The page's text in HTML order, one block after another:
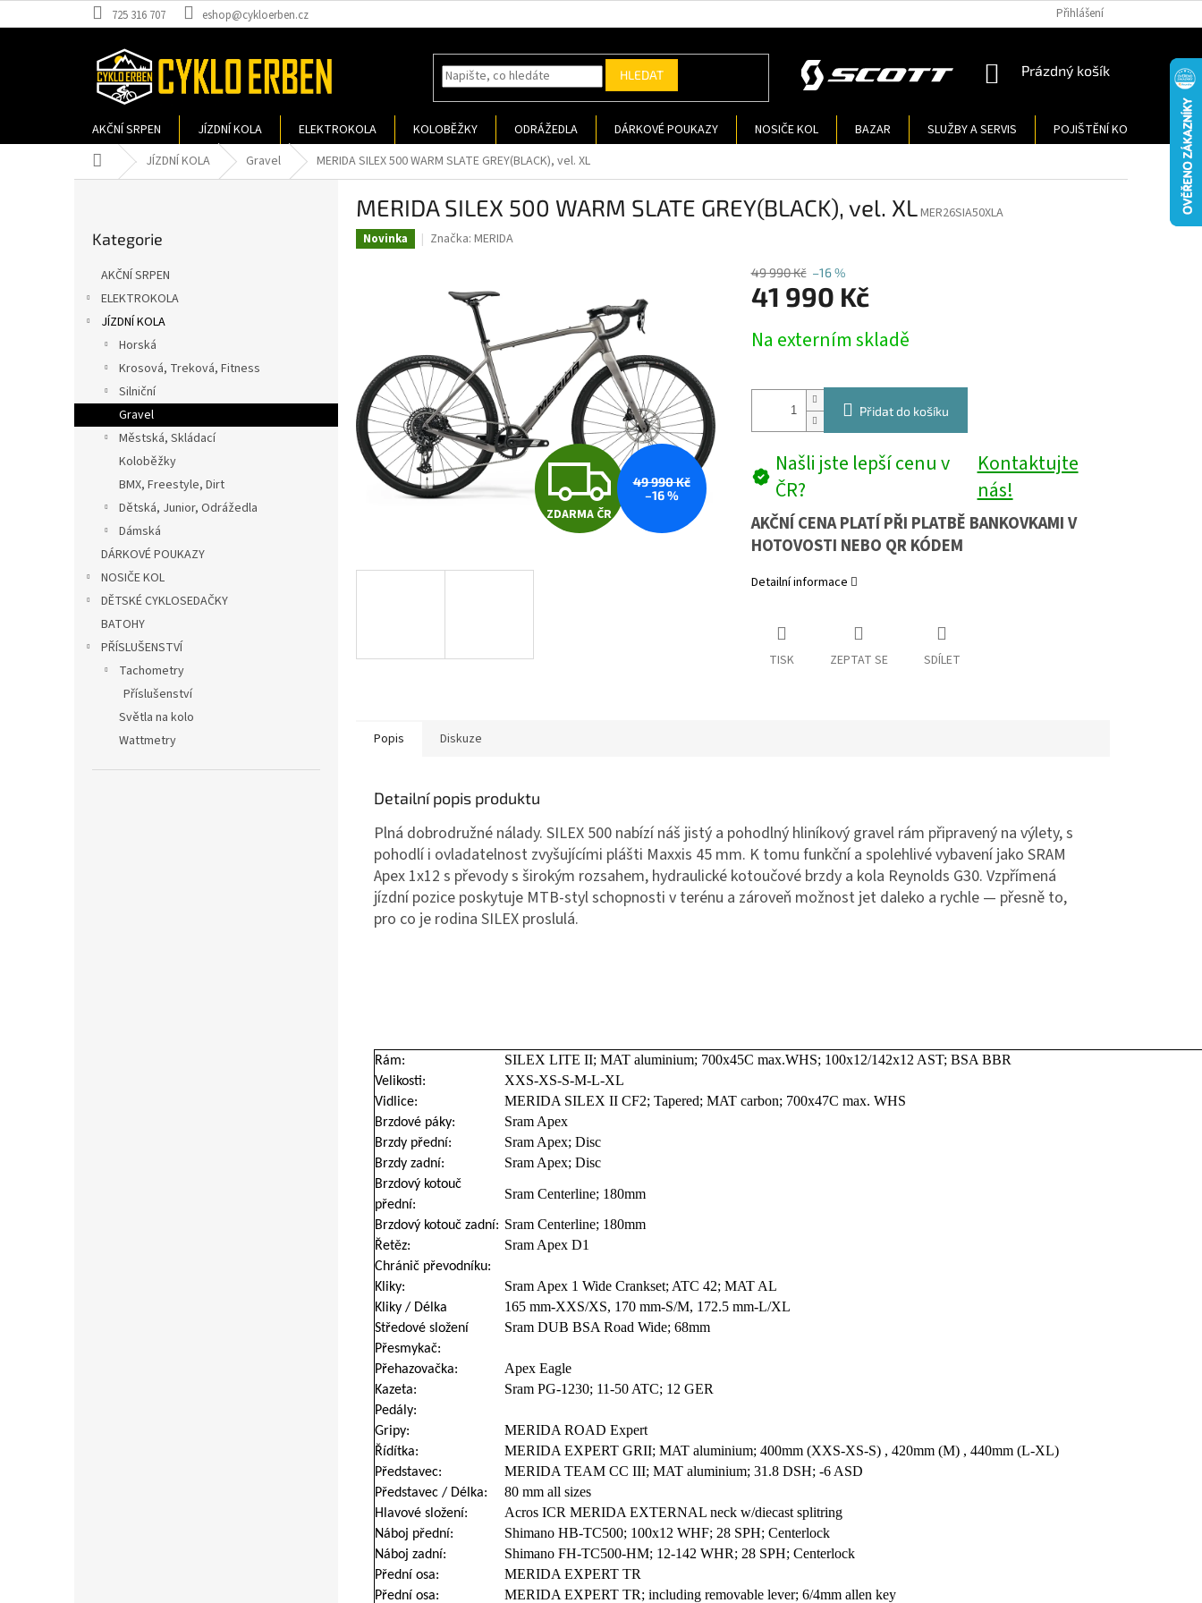
na
725 316 707 eshop@cykloerben.cz Přihlášení
HLEDAT
NÁKUPNÍ
Prázdný košík
AKČNÍ SRPEN JÍZDNÍ KOLA ELEKTROKOLA KOLOBĚŽKY ODRÁŽEDLA DÁRKOVÉ POUKAZY NOSIČE KOL BAZAR SLUŽBY A SERVIS POJIŠTĚNÍ KOL
Domů JÍZDNÍ KOLA Gravel MERIDA SILEX 500 WARM SLATE GREY(BLACK), vel. XL
n
e
kategorie
Kategorie
AKČNÍ SRPEN
ELEKTROKOLA
JÍZDNÍ KOLA
Horská
Krosová, Treková, Fitness
Silniční
Gravel
Městská, Skládací
Koloběžky
BMX, Freestyle, Dirt
Dětská, Junior, Odrážedla
Dámská
DÁRKOVÉ POUKAZY
NOSIČE KOL
DĚTSKÉ CYKLOSEDAČKY
BATOHY
PŘÍSLUŠENSTVÍ
Tachometry
Příslušenství
Světla na kolo
Wattmetry
MERIDA SILEX 500 WARM SLATE GREY(BLACK), vel. XLMER26SIA50XLA
Novinka Značka: MERIDA
Z
D
ZDARMA ČR
49 990 Kč
–16 %
49 990 Kč –16 %
41 990 Kč
cena:
Na externím skladě
Přidat do košíku
Našli jste lepší cenu v
ČR?
Kontaktujte
nás!
AKČNÍ CENA PLATÍ PŘI PLATBĚ BANKOVKAMI V
HOTOVOSTI NEBO QR KÓDEM
Detailní informace
TISK ZEPTAT SE SDÍLET
Popis Diskuze
Detailní popis produktu
Plná dobrodružné nálady. SILEX 500 nabízí náš jistý a pohodlný hliníkový gravel rám připravený na výlety, s
pohodlí i ovladatelnost zvyšujícími plášti Maxxis 45 mm. K tomu funkční a spolehlivé vybavení jako SRAM
Apex 1x12 s převody s širokým rozsahem, hydraulické kotoučové brzdy a kola Reynolds G30. Vzpřímená
jízdní pozice poskytuje MTB-styl schopnosti v terénu a zároveň možnost jet daleko a rychle — přesně to,
pro co je rodina SILEX proslulá.
Rám: SILEX LITE II; MAT aluminium; 700x45C max.WHS; 100x12/142x12 AST; BSA BBR
Velikosti: XXS-XS-S-M-L-XL
Vidlice: MERIDA SILEX II CF2; Tapered; MAT carbon; 700x47C max. WHS
Brzdové páky: Sram Apex
Brzdy přední: Sram Apex; Disc
Brzdy zadní: Sram Apex; Disc
Brzdový kotouč
přední:
Sram Centerline; 180mm
Brzdový kotouč zadní: Sram Centerline; 180mm
Řetěz: Sram Apex D1
Chránič převodníku:
Kliky:
Sram Apex 1 Wide Crankset; ATC 42; MAT AL
Kliky / Délka 165 mm-XXS/XS, 170 mm-S/M, 172.5 mm-L/XL
Středové složení Sram DUB BSA Road Wide; 68mm
Přesmykač:
Přehazovačka:
Apex Eagle
Kazeta: Sram PG-1230; 11-50 ATC; 12 GER
Pedály:
Gripy:
MERIDA ROAD Expert
Řídítka: MERIDA EXPERT GRII; MAT aluminium; 400mm (XXS-XS-S) , 420mm (M) , 440mm (L-XL)
Představec: MERIDA TEAM CC III; MAT aluminium; 31.8 DSH; -6 ASD
Představec / Délka: 80 mm all sizes
Hlavové složení: Acros ICR MERIDA EXTERNAL neck w/diecast splitring
Náboj přední: Shimano HB-TC500; 100x12 WHF; 28 SPH; Centerlock
Náboj zadní: Shimano FH-TC500-HM; 12-142 WHR; 28 SPH; Centerlock
Přední osa: MERIDA EXPERT TR
Přední osa: MERIDA EXPERT TR; including removable lever; 6/4mm allen key